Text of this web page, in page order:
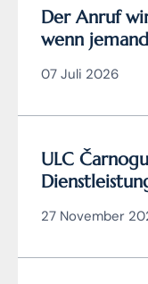
Der Anruf
wenn
07 Juli 2026
ULC
27 November